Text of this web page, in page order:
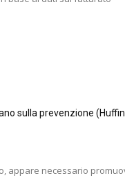
sulla prevenzione
appare necessario